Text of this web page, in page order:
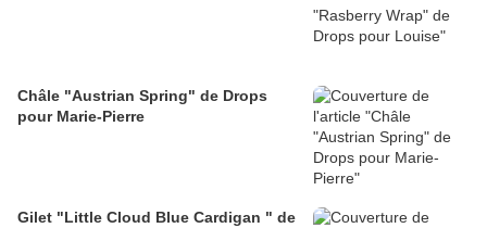
Châle "Austrian Spring" de Drops
pour Marie-Pierre
Gilet "Little Cloud Blue Cardigan " de